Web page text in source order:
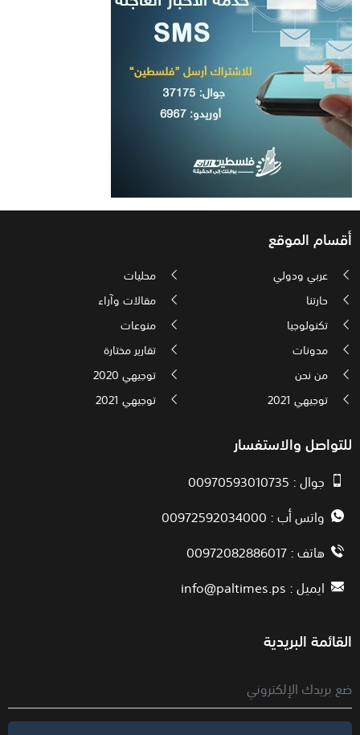
أقسام الموقع
عربي ودولي
محليات
حارتنا
مقالات وآراء
تكنولوجيا
منوعات
مدونات
تقارير مختارة
من نحن
توجيهي 2020
توجيهي 2021
توجيهي 2021
للتواصل والاستفسار
جوال : 00970593010735
واتس أب : 00972592034000
هاتف : 00972082886017
ايميل :info@paltimes.ps
القائمة البريدية